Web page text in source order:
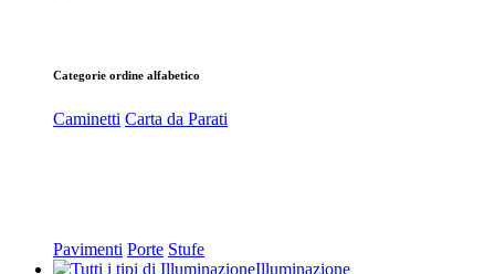
Categorie ordine alfabetico
Caminetti Carta da Parati
Pavimenti Porte Stufe
Illuminazione